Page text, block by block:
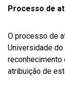
Processo de
O processo de
Universidade
reconhecimento
atribuição de